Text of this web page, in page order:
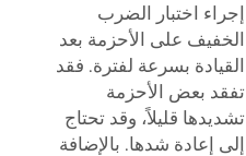
إجراء اختبار الضرب
الخفيف على الأحزمة بعد
القيادة بسرعة لفترة. فقد
تفقد بعض الأحزمة
تشديدها قليلاً، وقد تحتاج
إلى إعادة شدها. بالإضافة